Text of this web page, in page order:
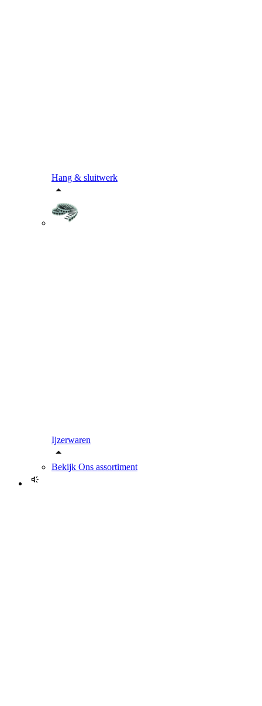
Hang & sluitwerk
Ijzerwaren
Bekijk Ons assortiment